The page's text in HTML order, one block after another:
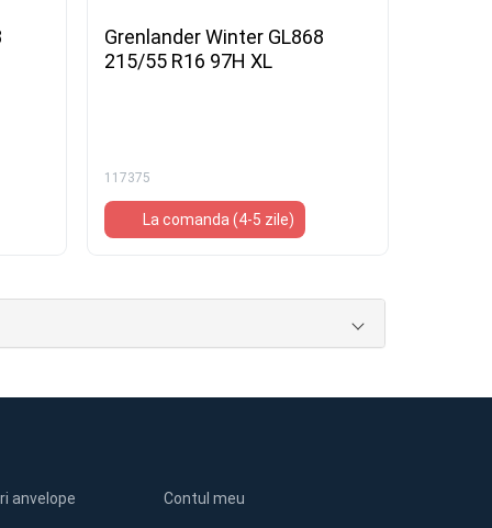
Grenlander Winter GL868
215/55 R16 97H XL
117375
La comanda (4-5 zile)
anvelope Contul meu